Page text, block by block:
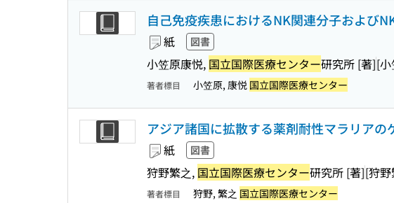
自己免疫疾患におけるNK関連分子および
紙 図書
小笠原康悦, 国立国際医療センター研究所 [著][
著者標目 小笠原, 康悦 国立国際医療センター
アジア諸国に拡散する薬剤耐性マラリアの
紙 図書
狩野繁之, 国立国際医療センター研究所 [著][狩
著者標目 狩野, 繁之 国立国際医療センター